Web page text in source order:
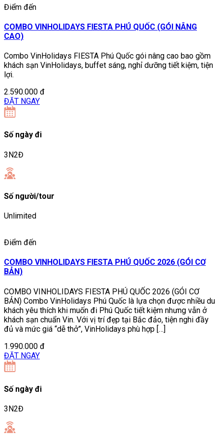
Điểm đến
COMBO VINHOLIDAYS FIESTA PHÚ QUỐC (GÓI NÂNG
CAO)
Combo VinHolidays FIESTA Phú Quốc gói nâng cao bao gồm
khách sạn VinHolidays, buffet sáng, nghỉ dưỡng tiết kiệm, tiện
lợi.
2.590.000 đ
ĐẶT NGAY
Số ngày đi
3N2Đ
Số người/tour
Unlimited
Điểm đến
COMBO VINHOLIDAYS FIESTA PHÚ QUỐC 2026 (GÓI CƠ
BẢN)
COMBO VINHOLIDAYS FIESTA PHÚ QUỐC 2026 (GÓI CƠ
BẢN) Combo VinHolidays Phú Quốc là lựa chọn được nhiều du
khách yêu thích khi muốn đi Phú Quốc tiết kiệm nhưng vẫn ở
khách sạn chuẩn Vin. Với vị trí đẹp tại Bắc đảo, tiện nghi đầy
đủ và mức giá “dễ thở”, VinHolidays phù hợp […]
1.990.000 đ
ĐẶT NGAY
Số ngày đi
3N2Đ